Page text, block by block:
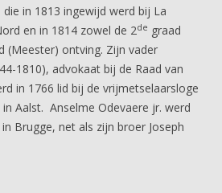
in 1813 ingewijd werd bij La
en in 1814 zowel de 2de graad
(Meester) ontving. Zijn vader
1810), advokaat bij de Raad van
in 1766 lid bij de vrijmetselaarsloge
in Aalst. Anselme Odevaere jr. werd
Brugge, net als zijn broer Joseph